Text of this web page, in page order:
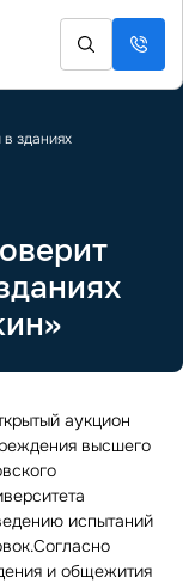
зданиях
аукцион
высшего
испытаний
и общежития